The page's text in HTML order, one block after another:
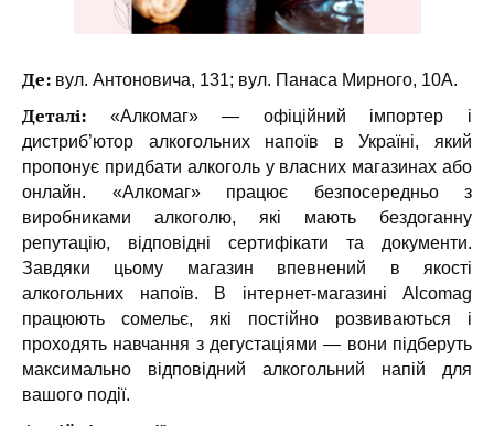
Де: вул. Антоновича, 131; вул. Панаса Мирного, 10А.
Деталі: «Алкомаг» — офіційний імпортер і
дистриб’ютор алкогольних напоїв в Україні, який
пропонує придбати алкоголь у власних магазинах або
онлайн. «Алкомаг» працює безпосередньо з
виробниками алкоголю, які мають бездоганну
репутацію, відповідні сертифікати та документи.
Завдяки цьому магазин впевнений в якості
алкогольних напоїв. В інтернет-магазині Alcomag
працюють сомельє, які постійно розвиваються і
проходять навчання з дегустаціями — вони підберуть
максимально відповідний алкогольний напій для
вашого події.